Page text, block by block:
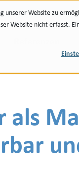
unserer Website zu
Website nicht erfasst.
als